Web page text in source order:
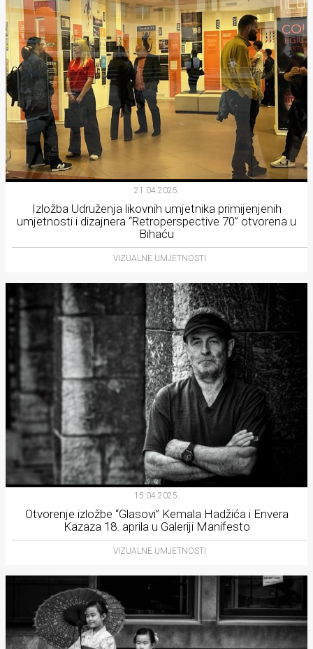
21.04.2025.
Izložba Udruženja likovnih umjetnika primijenjenih
umjetnosti i dizajnera “Retroperspective 70” otvorena u
Bihaću
VIZUALNE UMJETNOSTI
15.04.2025.
Otvorenje izložbe “Glasovi” Kemala Hadžića i Envera
Kazaza 18. aprila u Galeriji Manifesto
VIZUALNE UMJETNOSTI